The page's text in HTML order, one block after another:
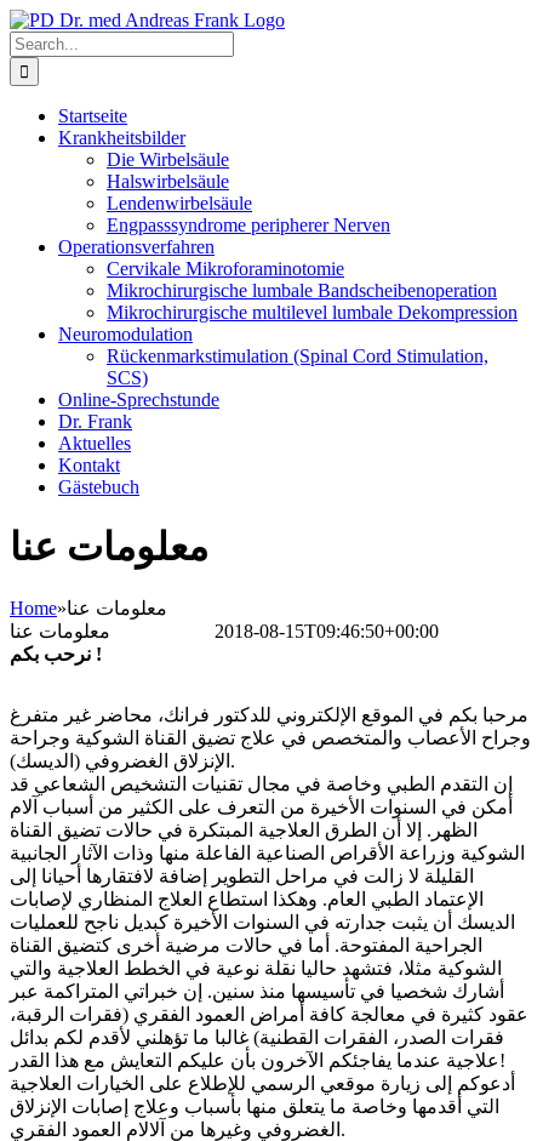
Skip
to
content
Search
for:
Startseite
Krankheitsbilder
Die Wirbelsäule
Halswirbelsäule
Lendenwirbelsäule
Engpasssyndrome peripherer Nerven
Operationsverfahren
Cervikale Mikroforaminotomie
Mikrochirurgische lumbale Bandscheibenoperation
Mikrochirurgische multilevel lumbale Dekompression
Neuromodulation
Rückenmarkstimulation (Spinal Cord Stimulation,
SCS)
Online-Sprechstunde
Dr. Frank
Aktuelles
Kontakt
Gästebuch
معلومات عنا
Home»معلومات عنا
معلومات عنا
2018-08-15T09:46:50+00:00
نرحب بكم !
مرحبا بكم في الموقع الإلكتروني للدكتور فرانك، محاضر غير متفرغ
وجراح الأعصاب والمتخصص في علاج تضيق القناة الشوكية وجراحة
الإنزلاق الغضروفي (الديسك).
إن التقدم الطبي وخاصة في مجال تقنيات التشخيص الشعاعي قد
أمكن في السنوات الأخيرة من التعرف على الكثير من أسباب آلام
الظهر. إلا أن الطرق العلاجية المبتكرة في حالات تضيق القناة
الشوكية وزراعة الأقراص الصناعية الفاعلة منها وذات الآثار الجانبية
القليلة لا زالت في مراحل التطوير إضافة لافتقارها أحيانا إلى
الإعتماد الطبي العام. وهكذا استطاع العلاج المنظاري لإصابات
الديسك أن يثبت جدارته في السنوات الأخيرة كبديل ناجح للعمليات
الجراحية المفتوحة. أما في حالات مرضية أخرى كتضيق القناة
الشوكية مثلا، فتشهد حاليا نقلة نوعية في الخطط العلاجية والتي
أشارك شخصيا في تأسيسها منذ سنين. إن خبراتي المتراكمة عبر
عقود كثيرة في معالجة كافة أمراض العمود الفقري (فقرات الرقبة،
فقرات الصدر، الفقرات القطنية) غالبا ما تؤهلني لأقدم لكم بدائل
علاجية عندما يفاجئكم الآخرون بأن عليكم التعايش مع هذا القدر!
أدعوكم إلى زيارة موقعي الرسمي للإطلاع على الخيارات العلاجية
التي أقدمها وخاصة ما يتعلق منها بأسباب وعلاج إصابات الإنزلاق
الغضروفي وغيرها من آلالام العمود الفقري.